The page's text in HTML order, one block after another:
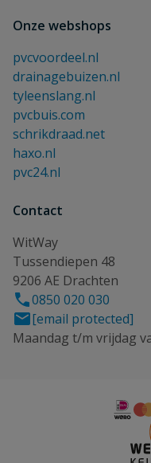
Onze webshops
pvcvoordeel.nl
drainagebuizen.nl
tyleenslang.nl
pvcbuis.com
schrikdraad.net
haxo.nl
pvc24.nl
Contact
WitWay
Tussendiepen 48
9206 AE Drachten
0850 020 030
[email protected]
Maandag t/m vrijdag